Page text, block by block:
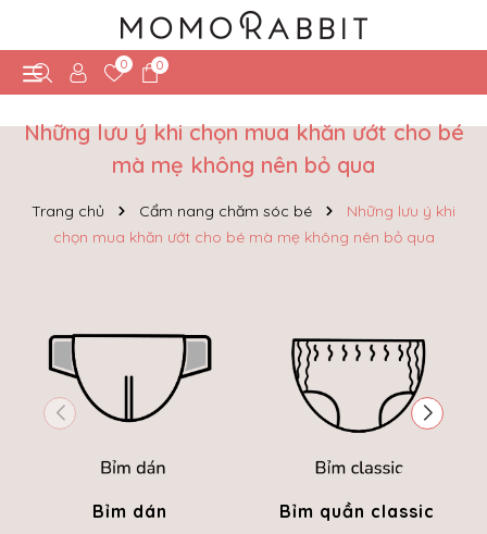
0 0
Những lưu ý khi chọn mua khăn ướt cho bé
mà mẹ không nên bỏ qua
Trang chủ Cẩm nang chăm sóc bé
Những lưu ý khi
chọn mua khăn ướt cho bé mà mẹ không nên bỏ qua
Bỉm dán Bỉm quần classic